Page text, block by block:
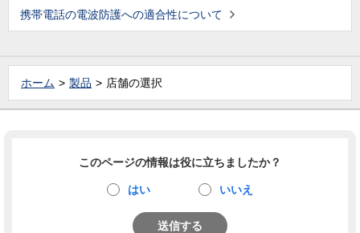
携帯電話の電波防護への適合性について
ホーム 製品 店舗の選択
このページの情報は役に立ちましたか？
はい いいえ
送信する